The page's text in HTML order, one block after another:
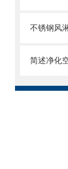
不锈钢风